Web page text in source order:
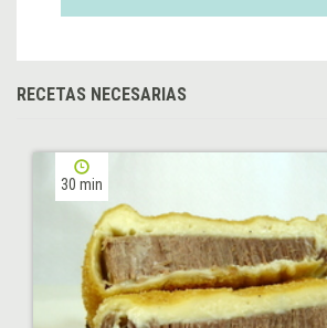
RECETAS NECESARIAS
30 min